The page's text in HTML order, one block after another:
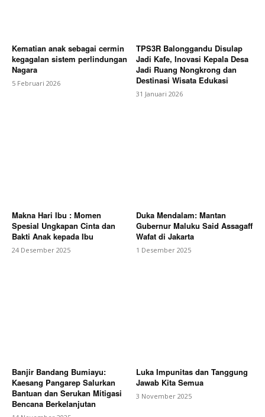
Kematian anak sebagai cermin
kegagalan sistem perlindungan
Nagara
5 Februari 2026
TPS3R Balonggandu Disulap
Jadi Kafe, Inovasi Kepala Desa
Jadi Ruang Nongkrong dan
Destinasi Wisata Edukasi
31 Januari 2026
Makna Hari Ibu : Momen
Spesial Ungkapan Cinta dan
Bakti Anak kepada Ibu
24 Desember 2025
Duka Mendalam: Mantan
Gubernur Maluku Said Assagaff
Wafat di Jakarta
1 Desember 2025
Banjir Bandang Bumiayu:
Kaesang Pangarep Salurkan
Bantuan dan Serukan Mitigasi
Bencana Berkelanjutan
Luka Impunitas dan Tanggung
Jawab Kita Semua
3 November 2025